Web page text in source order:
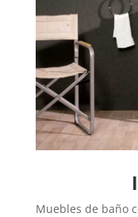
Muebles de baño